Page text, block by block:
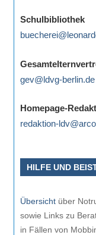
Schulbibliothek
gev@ldvg-berlin.de
Homepage-
redaktion-
HILFE UND
Übersichtüber
sowie Links zu
in Fällen von